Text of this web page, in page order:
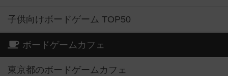
子供向けボードゲーム TOP50
ボードゲームカフェ
東京都のボードゲームカフェ